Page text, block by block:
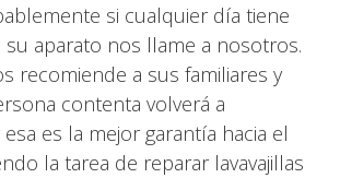
si cualquier día tiene
su aparato nos llame a nosotros.
recomiende a sus familiares y
contenta volverá a
es la mejor garantía hacia el
la tarea de reparar lavavajillas